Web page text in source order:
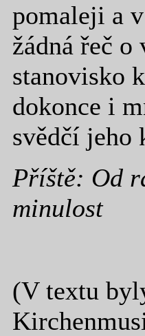
pomaleji a
žádná řeč
stanovisko
dokonce i
svědčí jeho
Příště: Od
minulost
(V textu